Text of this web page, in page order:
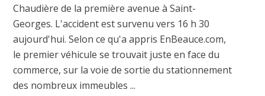
Chaudière de la première avenue à Saint-
Georges. L'accident est survenu vers 16 h 30
aujourd'hui. Selon ce qu'a appris EnBeauce.com,
le premier véhicule se trouvait juste en face du
commerce, sur la voie de sortie du stationnement
des nombreux immeubles ...